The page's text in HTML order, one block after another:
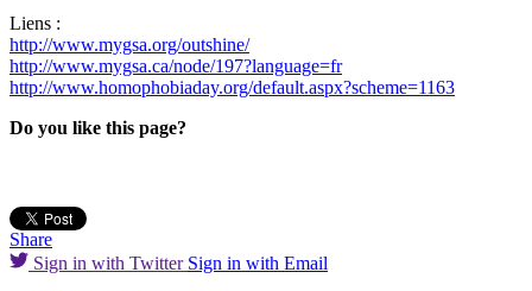
Liens :
http://www.mygsa.org/outshine/
http://www.mygsa.ca/node/197?language=fr
http://www.homophobiaday.org/default.aspx?scheme=1163
Do you like this page?
Share
Sign in with Twitter Sign in with Email